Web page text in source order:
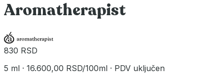
Aromatherapist
830 RSD
5 ml · 16.600,00 RSD/100ml · PDV uključen